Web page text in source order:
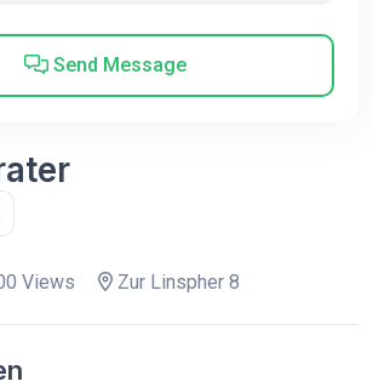
Send Message
Views Zur Linspher 8